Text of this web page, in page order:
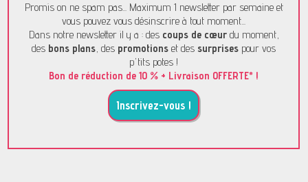
Promis on ne spam pas... Maximum 1 newsletter par semaine et
vous pouvez vous désinscrire à tout moment...
Dans notre newsletter il y a : des coups de cœurdu moment,
des bons plans, des promotions et dessurprises pour vos
p'tits potes !
Bon de réduction de 10 % + Livraison OFFERTE* !
Inscrivez-vous !